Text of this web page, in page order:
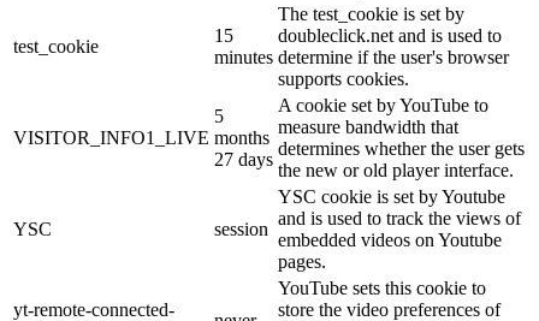
test_cookie
15
minutes
The test_cookie is set by
doubleclick.net and is used to
determine if the user's browser
supports cookies.
VISITOR_INFO1_LIVE
5
months
27 days
A cookie set by YouTube to
measure bandwidth that
determines whether the user gets
the new or old player interface.
YSC session
YSC cookie is set by Youtube
and is used to track the views of
embedded videos on Youtube
pages.
yt-remote-connected-
YouTube sets this cookie to
store the video preferences of